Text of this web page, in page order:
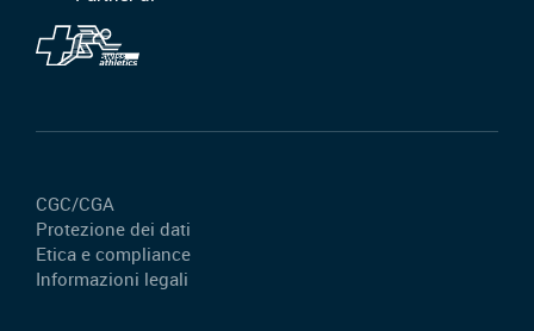
CGC/CGA
Protezione dei dati
Etica e compliance
Informazioni legali